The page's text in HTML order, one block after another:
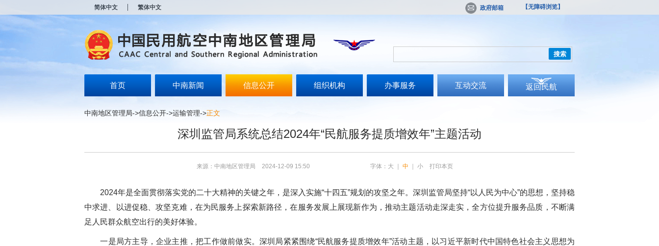
简体中文 繁体中文 政府邮箱 【无障碍浏览】
搜索
首页 中南新闻 信息公开 组织机构 办事服务 互动交流 返回民航
中南地区管理局->信息公开->运输管理->正文
深圳监管局系统总结2024年“民航服务提质增效年”主题活动
来源：中南地区管理局 2024-12-09 15:50 字体： 大 中 小 打印本页
2024年是全面贯彻落实党的二十大精神的关键之年，是深入实施“十四五”规划的攻坚之年。深圳监管局坚持“以人民为中心”的思想，坚持稳
中求进、以进促稳、攻坚克难，在为民服务上探索新路径，在服务发展上展现新作为，推动主题活动走深走实，全方位提升服务品质，不断满
足人民群众航空出行的美好体验。
一是局方主导，企业主推，把工作做前做实。 深圳局紧紧围绕“民航服务提质增效年”活动主题，以习近平新时代中国特色社会主义思想为
打
无
障